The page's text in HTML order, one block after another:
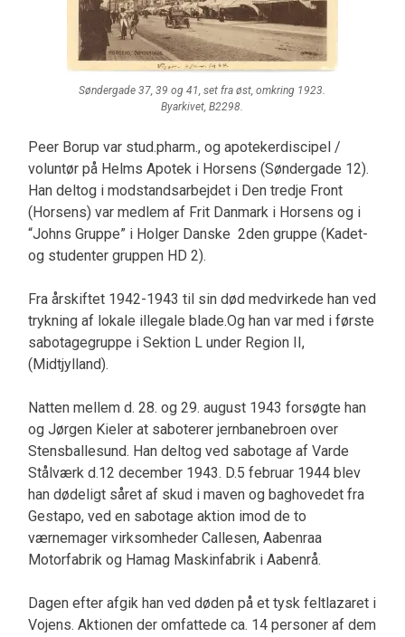
Søndergade 37, 39 og 41, set fra øst, omkring 1923.
Byarkivet, B2298.
Peer Borup var stud.pharm., og apotekerdiscipel /
voluntør på Helms Apotek i Horsens (Søndergade 12).
Han deltog i modstandsarbejdet i Den tredje Front
(Horsens) var medlem af Frit Danmark i Horsens og i
“Johns Gruppe” i Holger Danske 2den gruppe (Kadet-
og studenter gruppen HD 2).
Fra årskiftet 1942-1943 til sin død medvirkede han ved
trykning af lokale illegale blade.Og han var med i første
sabotagegruppe i Sektion L under Region II,
(Midtjylland).
Natten mellem d. 28. og 29. august 1943 forsøgte han
og Jørgen Kieler at saboterer jernbanebroen over
Stensballesund. Han deltog ved sabotage af Varde
Stålværk d.12 december 1943. D.5 februar 1944 blev
han dødeligt såret af skud i maven og baghovedet fra
Gestapo, ved en sabotage aktion imod de to
værnemager virksomheder Callesen, Aabenraa
Motorfabrik og Hamag Maskinfabrik i Aabenrå.
Dagen efter afgik han ved døden på et tysk feltlazaret i
Vojens. Aktionen der omfattede ca. 14 personer af dem